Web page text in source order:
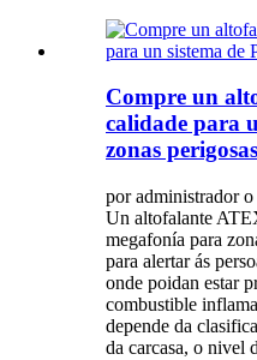
Compre un
calidade para
zonas perigosas
por administrador
Un altofalante
megafonía para
para alertar ás
onde poidan estar
combustible
depende da
da carcasa, o nivel